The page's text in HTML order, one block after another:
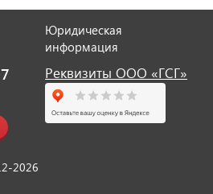
ИП
2026
Юридическая
информация
Реквизиты ООО «ГСГ»